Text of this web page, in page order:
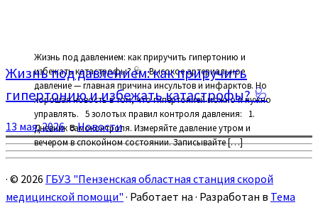
Жизнь под давлением: как приручить гипертонию и
избежать катастрофы? 🩺 Высокое артериальное
давление — главная причина инсультов и инфарктов. Но
хорошая новость в том, что гипертонией можно и нужно
управлять. 5 золотых правил контроля давления: 1.
Дневник самоконтроля. Измеряйте давление утром и
вечером в спокойном состоянии. Записывайте […]
Жизнь под давлением: как приручить
гипертонию и избежать катастрофы? 🩺
13 мая, 2026вНовости
· © 2026 ГБУЗ "Пензенская областная станция скорой
медицинской помощи" · Работает на · Разработан в Тема